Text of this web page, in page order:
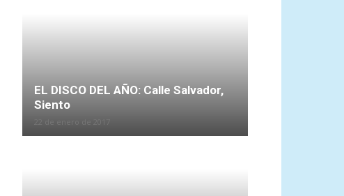
EL DISCO DEL AÑO: Calle Salvador,
Siento
22 de enero de 2017